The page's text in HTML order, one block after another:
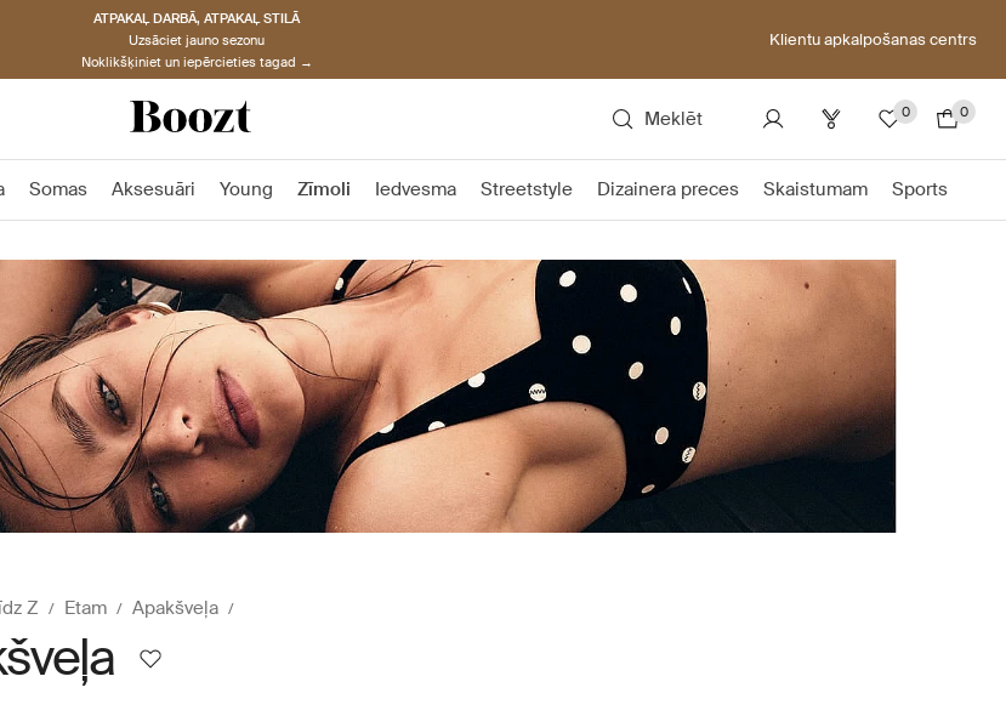
ATPAKAĻ DARBĀ, ATPAKAĻ STILĀ
Uzsāciet jauno sezonu
Noklikšķiniet un iepērcieties tagad →
Klientu apkalpošanas centrs
Meklēt 0 0
Somas Aksesuāri Young Zīmoli Iedvesma Streetstyle Dizainera preces Skaistumam Sports
Z Etam Apakšveļa